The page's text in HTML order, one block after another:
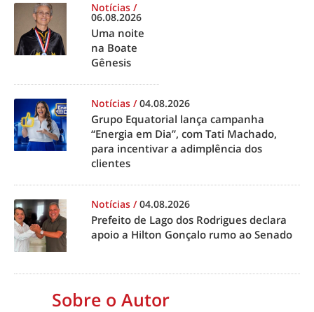
Notícias /
06.08.2026
Uma noite
na Boate
Gênesis
Notícias /04.08.2026
Grupo Equatorial lança campanha
“Energia em Dia”, com Tati Machado,
para incentivar a adimplência dos
clientes
Notícias /04.08.2026
Prefeito de Lago dos Rodrigues declara
apoio a Hilton Gonçalo rumo ao Senado
Sobre o Autor